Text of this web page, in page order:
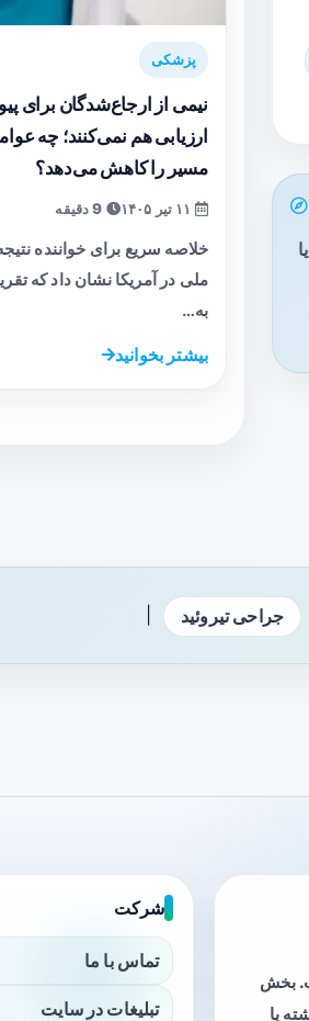
پزشکی
نیمی از ارجاع‌شدگان برای
ارزیابی هم نمی‌کنند؛ چه
مسیر را کاهش می‌دهد؟
خلاصه سریع برای خواننده
ملی در آمریکا نشان داد که
به…
بیشتر بخوانید
جراحی تیروئید
بخش
یا
شرکت
تماس با ما
تبلیغات در سایت